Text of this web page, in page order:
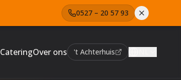
0527 – 20 57 93
CateringOver ons 't Achterhuis